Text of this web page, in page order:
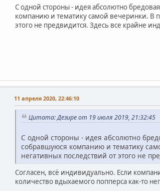
С одной стороны - идея абсолютно
компанию и тематику самой вечеринки. В
этого не предвидится. Здесь все крайне
11 апреля 2020, 22:46:10
Цитата: Дезире от 19 июля 2019, 21:32:45
С одной стороны - идея абсолютно
собравшуюся компанию и тематику
негативных последствий от этого не
Согласен, всё индивидуально. Если
количество вдыхаемого попперса как-то